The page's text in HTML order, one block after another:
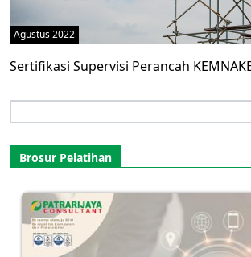
Agustus 2022
Sertifikasi Supervisi Perancah
for:
Brosur Pelatihan